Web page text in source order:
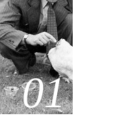
01